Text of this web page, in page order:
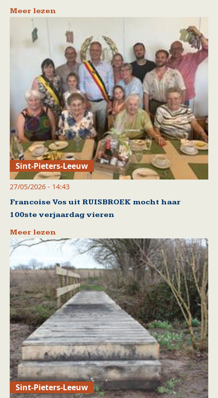
Meer lezen
Sint-Pieters-Leeuw
27/05/2026 - 14:43
Francoise Vos uit RUISBROEK mocht haar
100ste verjaardag vieren
Meer lezen
Sint-Pieters-Leeuw